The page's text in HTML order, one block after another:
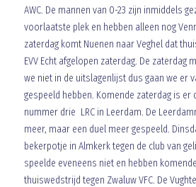
AWC. De mannen van 0-23 zijn inmiddels
voorlaatste plek en hebben alleen nog
zaterdag komt Nuenen naar Veghel dat
EVV Echt afgelopen zaterdag. De zaterdag
we niet in de uitslagenlijst dus gaan we er
gespeeld hebben. Komende zaterdag is er
nummer drie LRC in Leerdam. De
meer, maar een duel meer gespeeld.
bekerpotje in Almkerk tegen de club van
speelde eveneens niet en hebben
thuiswedstrijd tegen Zwaluw VFC. De